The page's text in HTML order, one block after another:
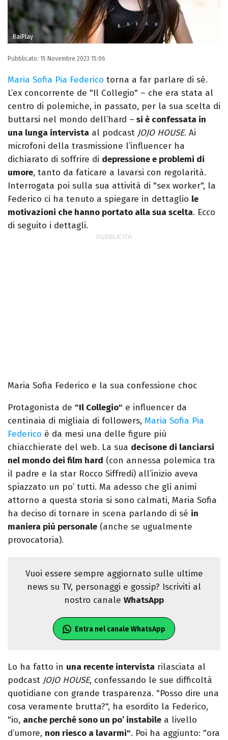
RaiPlay
Pubblicato: 15 Novembre 2023 15:06
Maria Sofia Pia Federico torna a far parlare di sé.
L’ex concorrente de "Il Collegio" – che era stata al
centro di polemiche, in passato, per la sua scelta di
buttarsi nel mondo dell’hard – si è confessata in
una lunga intervista al podcast JOJO HOUSE. Ai
microfoni della trasmissione l’influencer ha
dichiarato di soffrire di depressione e problemi di
umore, tanto da faticare a lavarsi con regolarità.
Interrogata poi sulla sua attività di "sex worker", la
Federico ci ha tenuto a spiegare in dettaglio le
motivazioni che hanno portato alla sua scelta. Ecco
di seguito i dettagli.
Maria Sofia Federico e la sua confessione choc
Protagonista de "Il Collegio" e influencer da
centinaia di migliaia di followers, Maria Sofia Pia
Federico è da mesi una delle figure più
chiacchierate del web. La sua decisone di lanciarsi
nel mondo dei film hard (con annessa polemica tra
il padre e la star Rocco Siffredi) all’inizio aveva
spiazzato un po’ tutti. Ma adesso che gli animi
attorno a questa storia si sono calmati, Maria Sofia
ha deciso di tornare in scena parlando di sé in
maniera più personale (anche se ugualmente
provocatoria).
Vuoi essere sempre aggiornato sulle ultime
news su TV, personaggi e gossip? Iscriviti al
nostro canale WhatsApp
Entra nel canale WhatsApp
Lo ha fatto in una recente intervista rilasciata al
podcast JOJO HOUSE, confessando le sue difficoltà
quotidiane con grande trasparenza. "Posso dire una
cosa veramente brutta?", ha esordito la Federico,
"io, anche perché sono un po’ instabile a livello
d’umore, non riesco a lavarmi". Poi ha aggiunto: "ora